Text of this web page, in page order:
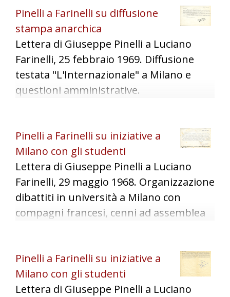
Pinelli a Farinelli su diffusione
stampa anarchica
Lettera di Giuseppe Pinelli a Luciano
Farinelli, 25 febbraio 1969. Diffusione
testata "L'Internazionale" a Milano e
questioni amministrative.
Pinelli a Farinelli su iniziative a
Milano con gli studenti
Lettera di Giuseppe Pinelli a Luciano
Farinelli, 29 maggio 1968. Organizzazione
dibattiti in università a Milano con
compagni francesi, cenni ad assemblea
Pinelli a Farinelli su iniziative a
Milano con gli studenti
Lettera di Giuseppe Pinelli a Luciano